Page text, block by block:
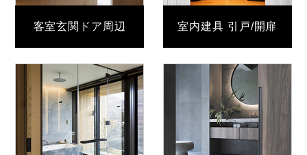
客室玄関ドア周辺 室内建具 引戸/開扉